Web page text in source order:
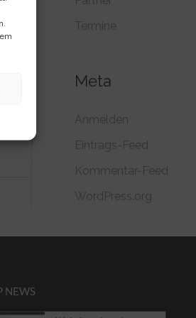
Termine
Meta
Anmelden
Eintrags-Feed
Kommentar-Feed
WordPress.org
NEWS